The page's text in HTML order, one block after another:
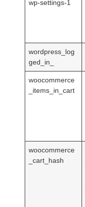
wp-settings-1
wordpress_log
ged_in_
woocommerce
_items_in_cart
woocommerce
_cart_hash